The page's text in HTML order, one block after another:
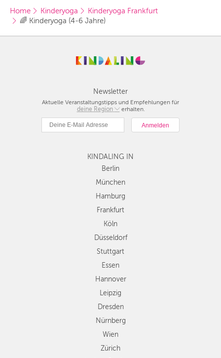
Home Kinderyoga
Kinderyoga Frankfurt
🌈 Kinderyoga (4-6 Jahre)
Newsletter
Aktuelle Veranstaltungstipps und Empfehlungen für
deine Region
Berlin
München
Hamburg
Köln
Düsseldorf
Stuttgart
Essen
Dresden
Nürnberg
Wien
Zürich
Andere
Regionen
erhalten.
KINDALING IN
Berlin
München
Hamburg
Frankfurt
Köln
Düsseldorf
Stuttgart
Essen
Hannover
Leipzig
Dresden
Nürnberg
Wien
Zürich